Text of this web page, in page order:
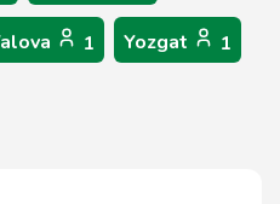
1 Yozgat 1